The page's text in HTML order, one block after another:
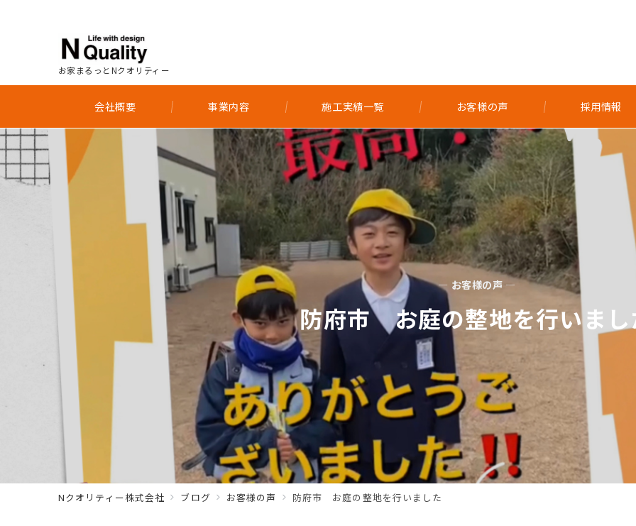
お家まるっとNクオリティー
会社概要 事業内容 施工実績一覧 お客様の声 採用情報
— お客様の声 —
防府市 お庭の整地を行いまし
Nクオリティー株式会社 ブログ お客様の声 防府市 お庭の整地を行いました